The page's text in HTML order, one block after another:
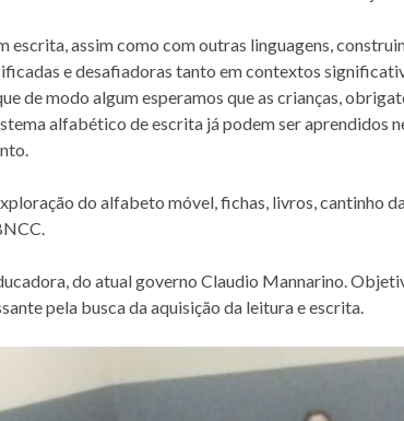
assim como com outras linguagens,
e desafiadoras tanto em contextos
modo algum esperamos que as crianças,
alfabético de escrita já podem ser aprendidos
do alfabeto móvel, fichas, livros, cantinho
do atual governo Claudio Mannarino.
pela busca da aquisição da leitura e escrita.